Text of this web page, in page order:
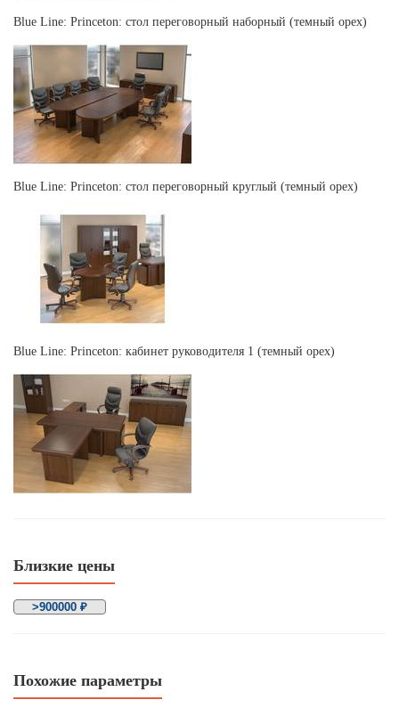
Blue Line: Princeton: стол переговорный наборный (темный орех)
Blue Line: Princeton: стол переговорный круглый (темный орех)
Blue Line: Princeton: кабинет руководителя 1 (темный орех)
Близкие цены
>900000 ₽
Похожие параметры